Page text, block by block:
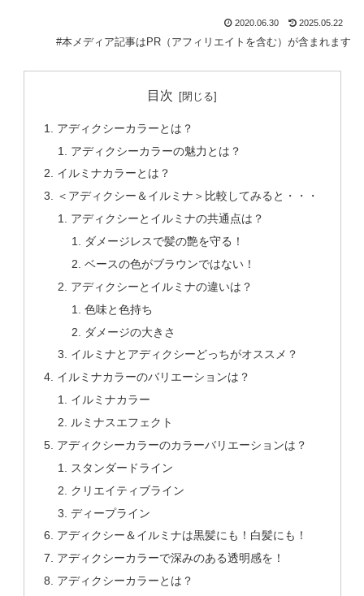
2020.06.30 2025.05.22
#本メディア記事はPR（アフィリエイトを含む）が含まれます
目次
アディクシーカラーとは？
アディクシーカラーの魅力とは？
イルミナカラーとは？
＜アディクシー＆イルミナ＞比較してみると・・・
アディクシーとイルミナの共通点は？
ダメージレスで髪の艶を守る！
ベースの色がブラウンではない！
アディクシーとイルミナの違いは？
色味と色持ち
ダメージの大きさ
イルミナとアディクシーどっちがオススメ？
イルミナカラーのバリエーションは？
イルミナカラー
ルミナスエフェクト
アディクシーカラーのカラーバリエーションは？
スタンダードライン
クリエイティブライン
ディープライン
アディクシー＆イルミナは黒髪にも！白髪にも！
アディクシーカラーで深みのある透明感を！
アディクシーカラーとは？